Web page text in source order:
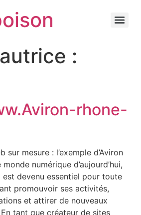
:
rhone-
sur mesure : l’exemple d’Aviron
numérique d’aujourd’hui,
devenu essentiel pour toute
promouvoir ses activités,
et attirer de nouveaux
tant que créateur de sites